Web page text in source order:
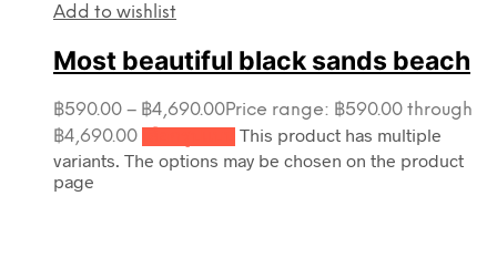
Add to wishlist
Most beautiful black sands beach
฿590.00 – ฿4,690.00Price range: ฿590.00 through
฿4,690.00
This product has multiple
variants. The options may be chosen on the product
page